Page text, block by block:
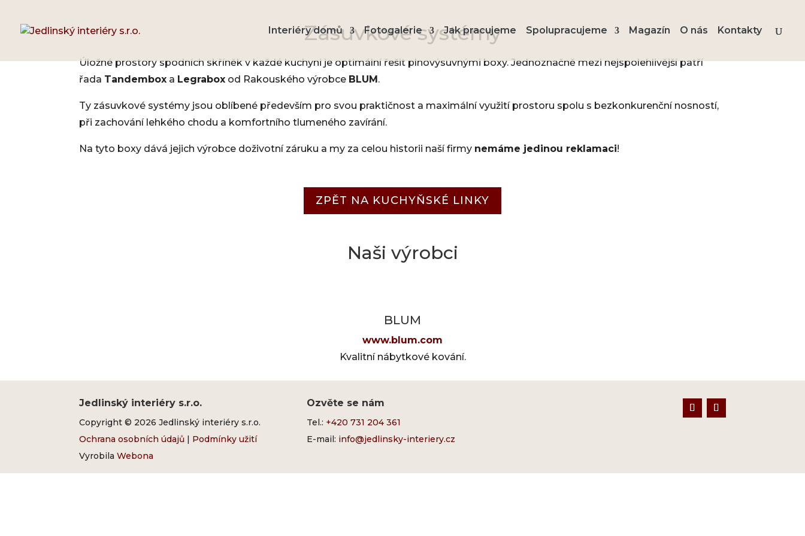
Interiéry domů Fotogalerie Jak pracujeme Spolupracujeme Magazín O nás Kontakty
Zásuvkové systémy
Úložné prostory spodních skříněk v každé kuchyni je optimální řešit plnovýsuvnými boxy. Jednoznačně mezi nejspolehlivější patří
řada Tandembox a Legrabox od Rakouského výrobce BLUM.
Ty zásuvkové systémy jsou oblíbené především pro svou praktičnost a maximální využití prostoru spolu s bezkonkurenční nosností,
při zachování lehkého chodu a komfortního tlumeného zavírání.
Na tyto boxy dává jejich výrobce doživotní záruku a my za celou historii naší firmy nemáme jedinou reklamaci!
ZPĚT NA KUCHYŇSKÉ LINKY
Naši výrobci
BLUM
www.blum.com
Kvalitní nábytkové kování.
Jedlinský interiéry s.r.o.
Copyright © 2026 Jedlinský interiéry s.r.o.
Ochrana osobních údajů | Podmínky užití
Vyrobila Webona
Ozvěte se nám
Tel.: +420 731 204 361
E-mail: info@jedlinsky-interiery.cz